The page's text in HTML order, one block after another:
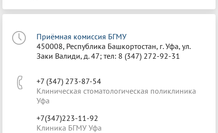
Приёмная комиссия БГМУ
450008, Республика Башкортостан, г. Уфа, ул.
Заки Валиди, д. 47; тел: 8 (347) 272-92-31
+7 (347) 273-87-54
Клиническая стоматологическая поликлиника
Уфа
+7(347)223-11-92
Клиника БГМУ Уфа